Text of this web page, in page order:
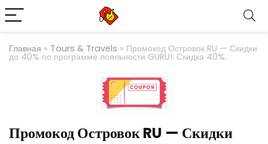
Главная » Tours & Travels » Промокод Островок RU — Скидки
до 40% по программе лояльности GURU!. Скидка 40%.
Промокод Островок RU — Скидки